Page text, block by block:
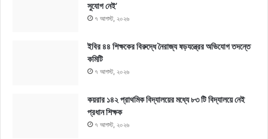
সুযোগ নেই’
৭ আগস্ট, ২০২৬
ইবির ৪৪ শিক্ষকের বিরুদ্ধে নৈরাজ্য ষড়যন্ত্রের অভিযোগ তদন্তে
কমিটি
৭ আগস্ট, ২০২৬
কয়রার ১৪২ প্রাথমিক বিদ্যালয়ের মধ্যে ৮৩ টি বিদ্যালয়ে নেই
প্রধান শিক্ষক
৭ আগস্ট, ২০২৬